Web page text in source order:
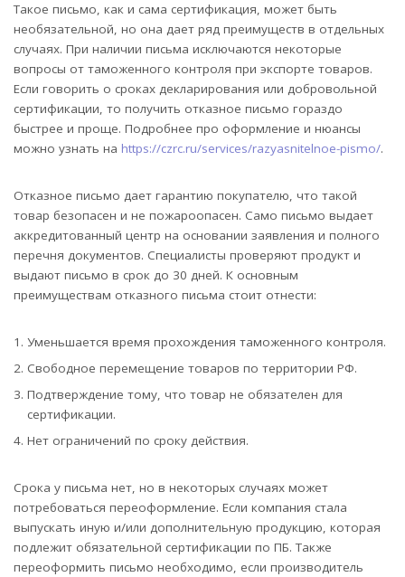
Такое письмо, как и сама сертификация, может быть
необязательной, но она дает ряд преимуществ в отдельных
случаях. При наличии письма исключаются некоторые
вопросы от таможенного контроля при экспорте товаров.
Если говорить о сроках декларирования или добровольной
сертификации, то получить отказное письмо гораздо
быстрее и проще. Подробнее про оформление и нюансы
можно узнать на https://czrc.ru/services/razyasnitelnoe-pismo/.
Отказное письмо дает гарантию покупателю, что такой
товар безопасен и не пожароопасен. Само письмо выдает
аккредитованный центр на основании заявления и полного
перечня документов. Специалисты проверяют продукт и
выдают письмо в срок до 30 дней. К основным
преимуществам отказного письма стоит отнести:
Уменьшается время прохождения таможенного контроля.
Свободное перемещение товаров по территории РФ.
Подтверждение тому, что товар не обязателен для
сертификации.
Нет ограничений по сроку действия.
Срока у письма нет, но в некоторых случаях может
потребоваться переоформление. Если компания стала
выпускать иную и/или дополнительную продукцию, которая
подлежит обязательной сертификации по ПБ. Также
переоформить письмо необходимо, если производитель